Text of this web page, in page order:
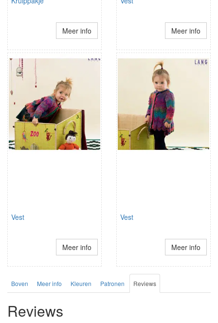
Meer info Meer info
Vest
Meer info
Vest
Meer info
Boven Meer info Kleuren Patronen Reviews
Reviews